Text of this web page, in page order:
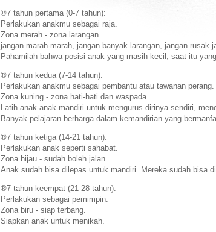
®7 tahun pertama (0-7 tahun):
Perlakukan anakmu sebagai raja.
Zona merah - zona larangan
jangan marah-marah, jangan banyak larangan, jangan rusak
Pahamilah bahwa posisi anak yang masih kecil, saat itu
®7 tahun kedua (7-14 tahun):
Perlakukan anakmu sebagai pembantu atau tawanan perang.
Zona kuning - zona hati-hati dan waspada.
Latih anak-anak mandiri untuk mengurus dirinya sendiri,
Banyak pelajaran berharga dalam kemandirian yang
®7 tahun ketiga (14-21 tahun):
Perlakukan anak seperti sahabat.
Zona hijau - sudah boleh jalan.
Anak sudah bisa dilepas untuk mandiri. Mereka sudah bisa
®7 tahun keempat (21-28 tahun):
Perlakukan sebagai pemimpin.
Zona biru - siap terbang.
Siapkan anak untuk menikah.